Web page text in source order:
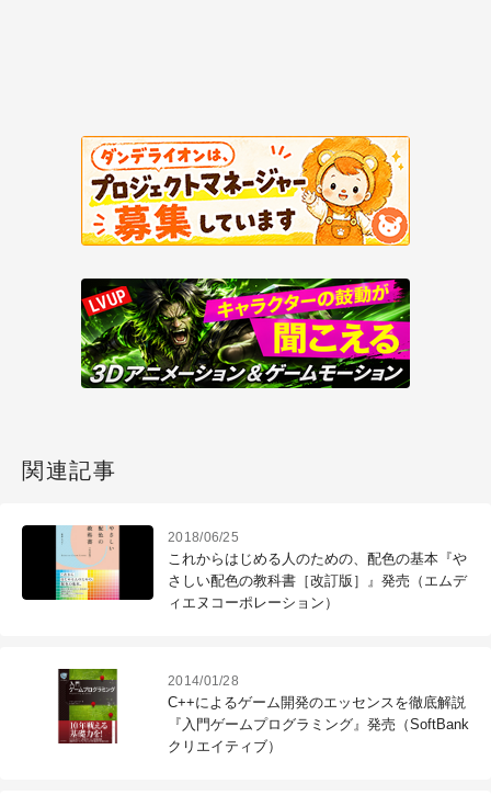
関連記事
2018/06/25
これからはじめる人のための、配色の基本『や
さしい配色の教科書［改訂版］』発売（エムデ
ィエヌコーポレーション）
2014/01/28
C++によるゲーム開発のエッセンスを徹底解説
『入門ゲームプログラミング』発売（SoftBank
クリエイティブ）